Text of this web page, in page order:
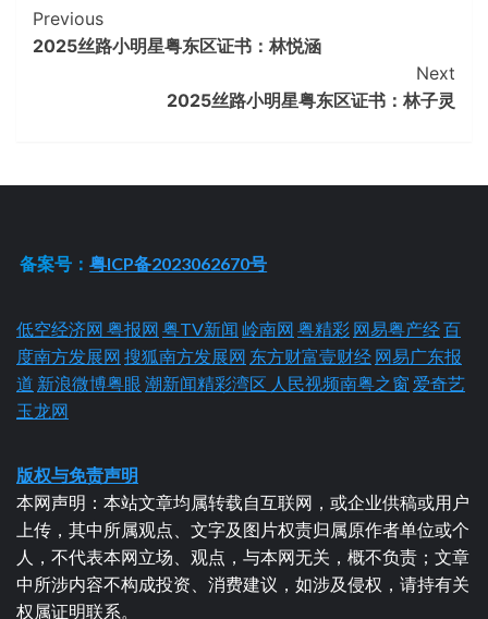
Continue
Reading
Previous
2025丝路小明星粤东区证书：林悦涵
Next
2025丝路小明星粤东区证书：林子灵
备案号：粤ICP备2023062670号
低空经济网 粤报网 粤TV新闻 岭南网 粤精彩 网易粤产经百
度南方发展网 搜狐南方发展网 东方财富壹财经 网易广东报
道 新浪微博粤眼 潮新闻精彩湾区 人民视频南粤之窗 爱奇艺
玉龙网
版权与免责声明
本网声明：本站文章均属转载自互联网，或企业供稿或用户
上传，其中所属观点、文字及图片权责归属原作者单位或个
人，不代表本网立场、观点，与本网无关，概不负责；文章
中所涉内容不构成投资、消费建议，如涉及侵权，请持有关
权属证明联系。